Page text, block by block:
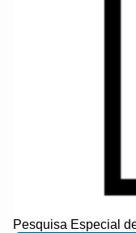
Pesquisa Especial